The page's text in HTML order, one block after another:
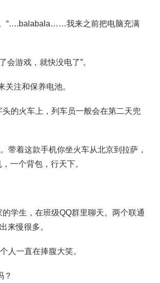
“….balabala……我来之前把电脑充满
游戏，就快没电了”。
注和保养电池。
的火车上，列车员一般会在第二天兜
带着这款手机你坐火车从北京到拉萨，
一个背包，行天下。
学生，在班级QQ群里聊天。两个联通
来慢很多。
人一直在捧腹大笑。
？